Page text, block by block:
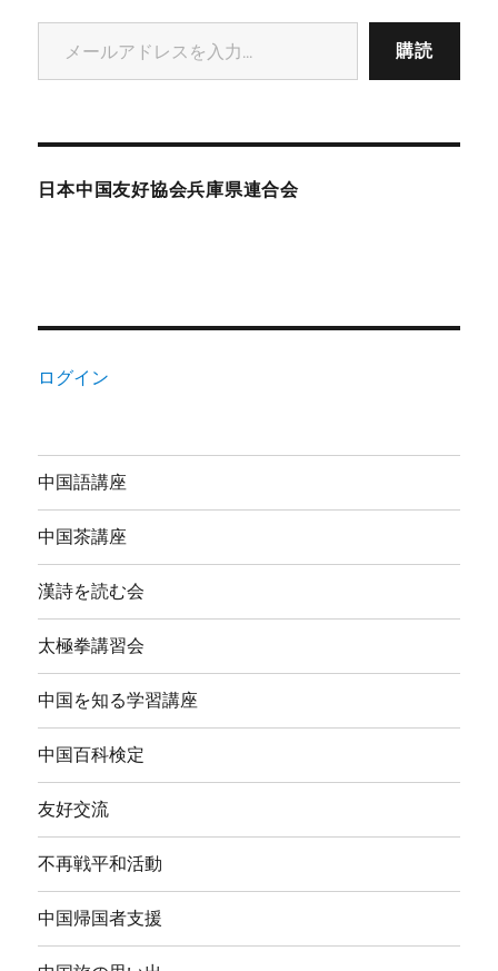
メールアドレスを入力...
購読
日本中国友好協会兵庫県連合会
ログイン
中国語講座
中国茶講座
漢詩を読む会
太極拳講習会
中国を知る学習講座
中国百科検定
友好交流
不再戦平和活動
中国帰国者支援